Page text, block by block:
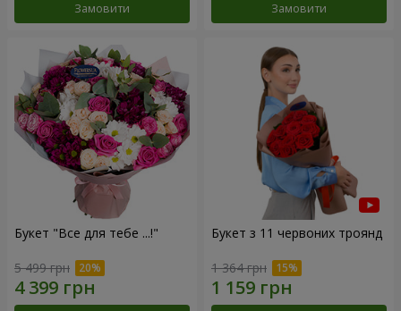
Замовити Замовити
Букет "Все для тебе ...!"
5 499 грн
Букет з 11 червоних троянд
1 364 грн